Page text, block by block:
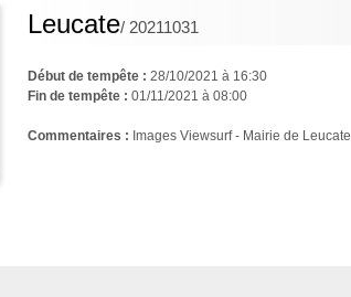
Leucate/ 20211031
Début de tempête : 28/10/2021 à 16:30
Fin de tempête : 01/11/2021 à 08:00
Commentaires : Images Viewsurf - Mairie de Leucate